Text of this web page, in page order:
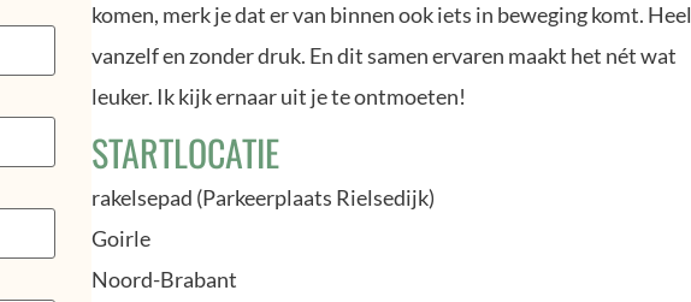
komen, merk je dat er van binnen ook iets in beweging komt. Heel
vanzelf en zonder druk. En dit samen ervaren maakt het nét wat
leuker. Ik kijk ernaar uit je te ontmoeten!
STARTLOCATIE
rakelsepad (Parkeerplaats Rielsedijk)
Goirle
Noord-Brabant